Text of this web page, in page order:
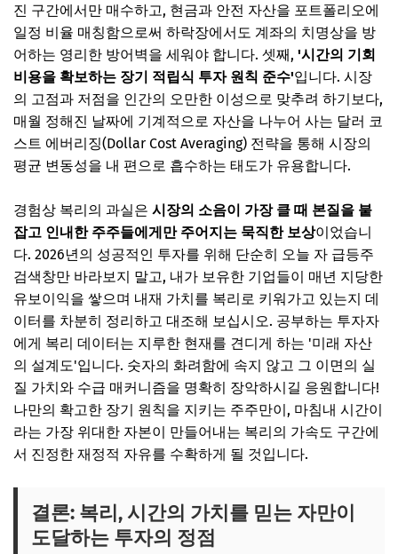
진 구간에서만 매수하고, 현금과 안전 자산을 포트폴리오에
일정 비율 매칭함으로써 하락장에서도 계좌의 치명상을 방
어하는 영리한 방어벽을 세워야 합니다. 셋째, '시간의 기회
비용을 확보하는 장기 적립식 투자 원칙 준수'입니다. 시장
의 고점과 저점을 인간의 오만한 이성으로 맞추려 하기보다,
매월 정해진 날짜에 기계적으로 자산을 나누어 사는 달러 코
스트 에버리징(Dollar Cost Averaging) 전략을 통해 시장의
평균 변동성을 내 편으로 흡수하는 태도가 유용합니다.
경험상 복리의 과실은 시장의 소음이 가장 클 때 본질을 붙
잡고 인내한 주주들에게만 주어지는 묵직한 보상이었습니
다. 2026년의 성공적인 투자를 위해 단순히 오늘 자 급등주
검색창만 바라보지 말고, 내가 보유한 기업들이 매년 지당한
유보이익을 쌓으며 내재 가치를 복리로 키워가고 있는지 데
이터를 차분히 정리하고 대조해 보십시오. 공부하는 투자자
에게 복리 데이터는 지루한 현재를 견디게 하는 '미래 자산
의 설계도'입니다. 숫자의 화려함에 속지 않고 그 이면의 실
질 가치와 수급 매커니즘을 명확히 장악하시길 응원합니다!
나만의 확고한 장기 원칙을 지키는 주주만이, 마침내 시간이
라는 가장 위대한 자본이 만들어내는 복리의 가속도 구간에
서 진정한 재정적 자유를 수확하게 될 것입니다.
결론: 복리, 시간의 가치를 믿는 자만이
도달하는 투자의 정점